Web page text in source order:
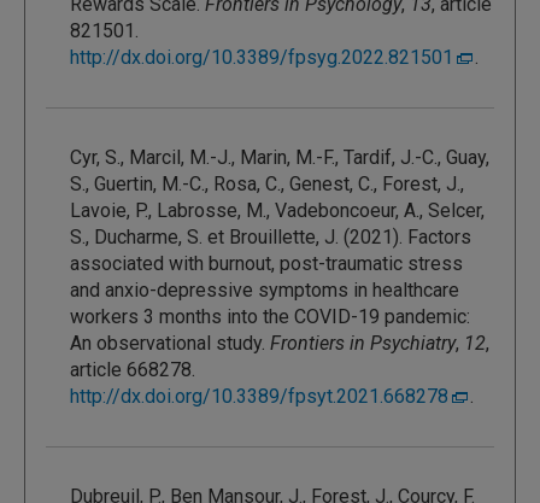
821501.
http://dx.doi.org/10.3389/fpsyg.2022.821501
.
Cyr, S., Marcil, M.-J., Marin, M.-F., Tardif, J.-C., Guay,
S., Guertin, M.-C., Rosa, C., Genest, C., Forest, J.,
Lavoie, P., Labrosse, M., Vadeboncoeur, A., Selcer,
S., Ducharme, S. et Brouillette, J. (2021). Factors
associated with burnout, post-traumatic stress
and anxio-depressive symptoms in healthcare
workers 3 months into the COVID-19 pandemic:
An observational study. Frontiers in Psychiatry, 12,
article 668278.
http://dx.doi.org/10.3389/fpsyt.2021.668278
.
Dubreuil, P., Ben Mansour, J., Forest, J., Courcy, F.